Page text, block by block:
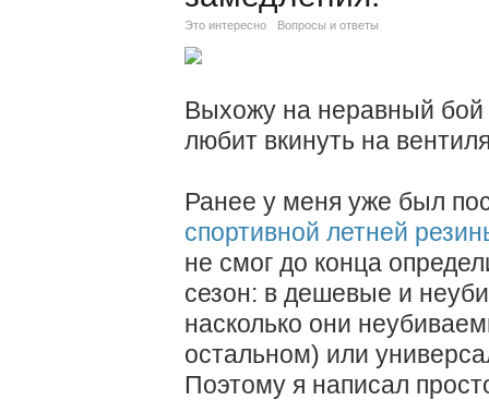
Это интересно Вопросы и ответы
Выхожу на неравный бой
любит вкинуть на
Ранее у меня уже был
спортивной летней
не смог до конца
сезон: в дешевые и
насколько они
остальном) или
Поэтому я написал